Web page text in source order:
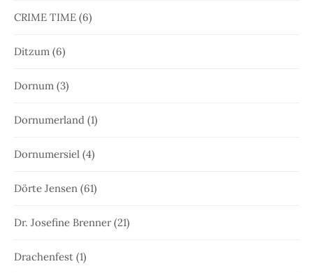
CRIME TIME (6)
Ditzum (6)
Dornum (3)
Dornumerland (1)
Dornumersiel (4)
Dörte Jensen (61)
Dr. Josefine Brenner(21)
Drachenfest (1)